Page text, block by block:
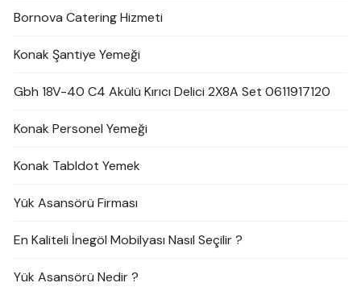
Bornova Catering Hizmeti
Konak Şantiye Yemeği
Gbh 18V-40 C4 Akülü Kırıcı Delici 2X8A Set 0611917120
Konak Personel Yemeği
Konak Tabldot Yemek
Yük Asansörü Firması
En Kaliteli İnegöl Mobilyası Nasıl Seçilir ?
Yük Asansörü Nedir ?